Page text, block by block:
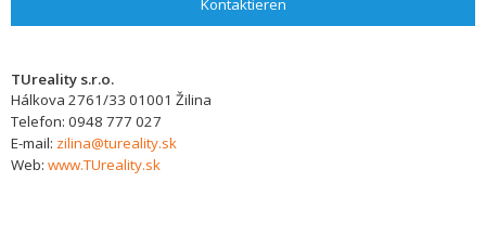
Kontaktieren
TUreality s.r.o.
Hálkova 2761/33 01001 Žilina
Telefon: 0948 777 027
E-mail: zilina@tureality.sk
Web: www.TUreality.sk